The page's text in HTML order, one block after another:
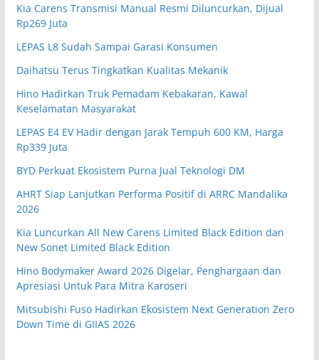
Kia Carens Transmisi Manual Resmi Diluncurkan, Dijual
Rp269 Juta
LEPAS L8 Sudah Sampai Garasi Konsumen
Daihatsu Terus Tingkatkan Kualitas Mekanik
Hino Hadirkan Truk Pemadam Kebakaran, Kawal
Keselamatan Masyarakat
LEPAS E4 EV Hadir dengan Jarak Tempuh 600 KM, Harga
Rp339 Juta
BYD Perkuat Ekosistem Purna Jual Teknologi DM
AHRT Siap Lanjutkan Performa Positif di ARRC Mandalika
2026
Kia Luncurkan All New Carens Limited Black Edition dan
New Sonet Limited Black Edition
Hino Bodymaker Award 2026 Digelar, Penghargaan dan
Apresiasi Untuk Para Mitra Karoseri
Mitsubishi Fuso Hadirkan Ekosistem Next Generation Zero
Down Time di GIIAS 2026